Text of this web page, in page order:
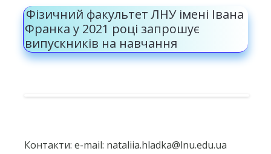
Фізичний факультет ЛНУ імені Івана
Франка у 2021 році запрошує
випускників на навчання
Контакти: e-mail: nataliia.hladka@lnu.edu.ua